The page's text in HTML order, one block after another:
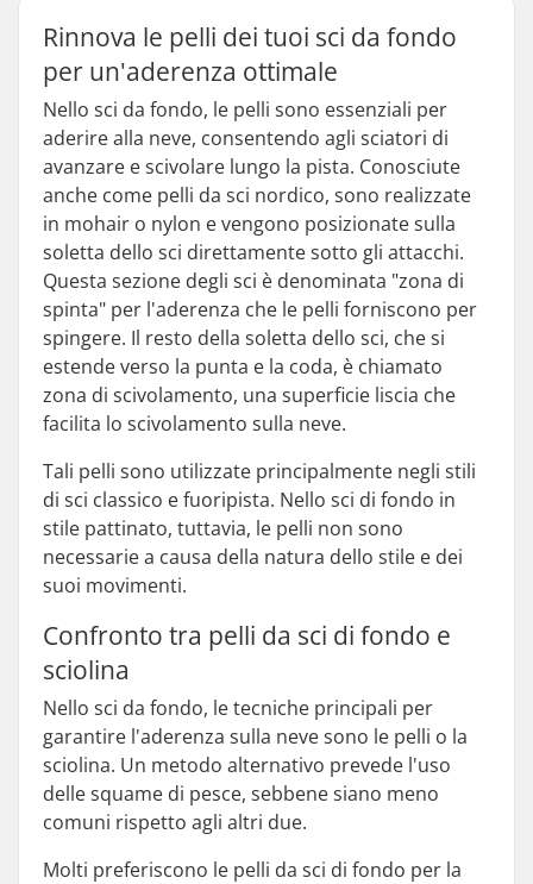
Rinnova le pelli dei tuoi sci da fondo
per un'aderenza ottimale
Nello sci da fondo, le pelli sono essenziali per
aderire alla neve, consentendo agli sciatori di
avanzare e scivolare lungo la pista. Conosciute
anche come pelli da sci nordico, sono realizzate
in mohair o nylon e vengono posizionate sulla
soletta dello sci direttamente sotto gli attacchi.
Questa sezione degli sci è denominata "zona di
spinta" per l'aderenza che le pelli forniscono per
spingere. Il resto della soletta dello sci, che si
estende verso la punta e la coda, è chiamato
zona di scivolamento, una superficie liscia che
facilita lo scivolamento sulla neve.
Tali pelli sono utilizzate principalmente negli stili
di sci classico e fuoripista. Nello sci di fondo in
stile pattinato, tuttavia, le pelli non sono
necessarie a causa della natura dello stile e dei
suoi movimenti.
Confronto tra pelli da sci di fondo e
sciolina
Nello sci da fondo, le tecniche principali per
garantire l'aderenza sulla neve sono le pelli o la
sciolina. Un metodo alternativo prevede l'uso
delle squame di pesce, sebbene siano meno
comuni rispetto agli altri due.
Molti preferiscono le pelli da sci di fondo per la